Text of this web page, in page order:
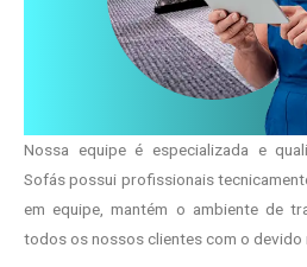
Nossa equipe é especializada e
Sofás possui profissionais
em equipe, mantém o ambiente de
todos os nossos clientes com o devido